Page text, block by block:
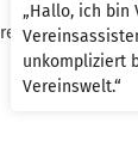
„Hallo, ich bin
unkompliziert
Vereinswelt.“